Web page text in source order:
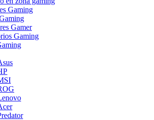
Gaming
Gamer
Gaming